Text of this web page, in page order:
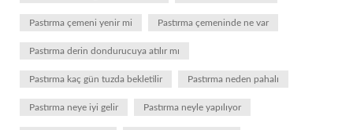
Pastırma çemeni yenir mi Pastırma çemeninde ne var
Pastırma derin dondurucuya atılır mı
Pastırma kaç gün tuzda bekletilir Pastırma neden pahalı
Pastırma neye iyi gelir Pastırma neyle yapılıyor